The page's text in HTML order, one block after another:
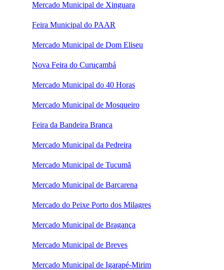
Mercado Municipal de Xinguara
Feira Municipal do PAAR
Mercado Municipal de Dom Eliseu
Nova Feira do Curuçambá
Mercado Municipal do 40 Horas
Mercado Municipal de Mosqueiro
Feira da Bandeira Branca
Mercado Municipal da Pedreira
Mercado Municipal de Tucumã
Mercado Municipal de Barcarena
Mercado do Peixe Porto dos Milagres
Mercado Municipal de Bragança
Mercado Municipal de Breves
Mercado Municipal de Igarapé-Mirim